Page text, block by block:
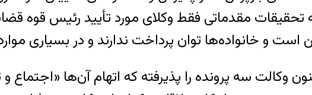
مقدماتی فقط وکلای مورد تأیید رئیس قوه
است و خانواده‌ها توان پرداخت ندارند و در بسیاری
وکالت سه پرونده را پذیرفته که اتهام آن‌ها